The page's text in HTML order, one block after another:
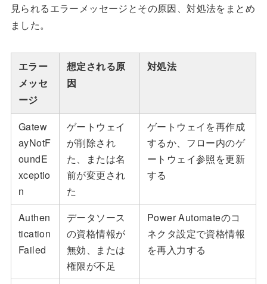
見られるエラーメッセージとその原因、対処法をまとめ
ました。
エラー
メッセ
ージ
想定される原
因
対処法
Gatew
ayNotF
oundE
xceptio
n
ゲートウェイ
が削除され
た、または名
前が変更され
た
ゲートウェイを再作成
するか、フロー内のゲ
ートウェイ参照を更新
する
Authen
tication
Failed
データソース
の資格情報が
無効、または
権限が不足
Power Automateのコ
ネクタ設定で資格情報
を再入力する